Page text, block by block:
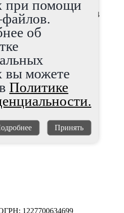
1227700634699
при помощи
об
вы можете
Политике
Принять